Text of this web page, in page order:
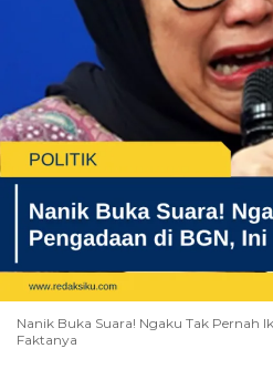
Nanik Buka Suara! Ngaku Tak Pernah
Faktanya